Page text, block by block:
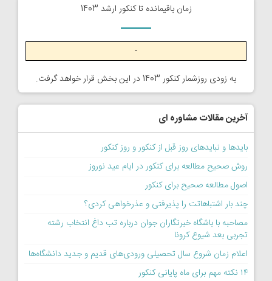
زمان باقیمانده تا کنکور ارشد 1403
-
به زودی روزشمار کنکور 1403 در این بخش قرار خواهد گرفت.
آخرین مقالات مشاوره ای
بایدها و نبایدهای روز قبل از کنکور و روز کنکور
روش صحیح مطالعه برای کنکور در ایام عید نوروز
اصول مطالعه صحیح برای کنکور
چند بار اشتباهاتت را پذیرفتی و عذرخواهی کردی؟
مصاحبه با باشگاه خبرنگاران جوان درباره تب داغ انتخاب رشته
تجربی بعد شیوع کرونا
اعلام زمان شروع سال تحصیلی ورودی‌های قدیم و جدید دانشگاه‌ها
۱۴ نکته مهم برای ماه پایانی کنکور